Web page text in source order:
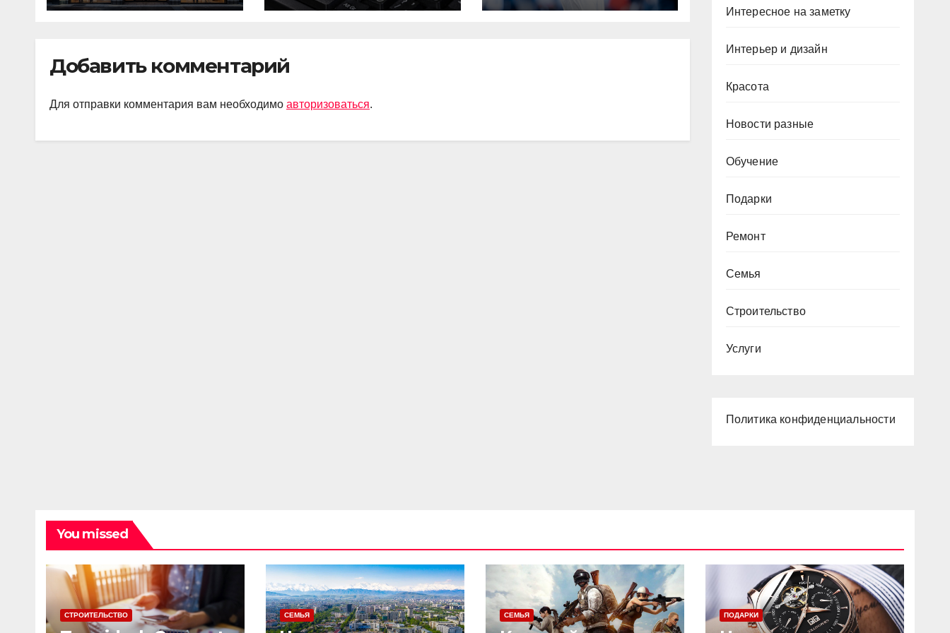
Радимов о
Добавить комментарий
Для отправки комментария вам необходимо авторизоваться.
Интересное на заметку
Интерьер и дизайн
Красота
Новости разные
Обучение
Подарки
Ремонт
Семья
Строительство
Услуги
Политика конфиденциальности
You missed
СТРОИТЕЛЬСТВО СЕМЬЯ СЕМЬЯ ПОДАРКИ